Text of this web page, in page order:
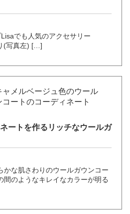
でも人気のアクセサリー
(写真左) […]
ートを作るリッチなウールガ
かな肌さわりのウールガウンコー
間のようなキレイなカラーが明る